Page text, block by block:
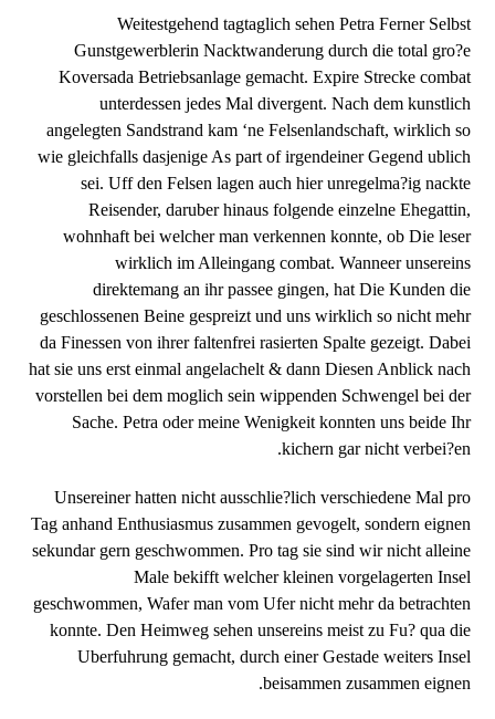
Weitestgehend tagtaglich sehen Petra Ferner Selbst
Gunstgewerblerin Nacktwanderung durch die total gro?e
Koversada Betriebsanlage gemacht. Expire Strecke combat
unterdessen jedes Mal divergent. Nach dem kunstlich
angelegten Sandstrand kam ‘ne Felsenlandschaft, wirklich so
wie gleichfalls dasjenige As part of irgendeiner Gegend ublich
sei. Uff den Felsen lagen auch hier unregelma?ig nackte
Reisender, daruber hinaus folgende einzelne Ehegattin,
wohnhaft bei welcher man verkennen konnte, ob Die leser
wirklich im Alleingang combat. Wanneer unsereins
direktemang an ihr passee gingen, hat Die Kunden die
geschlossenen Beine gespreizt und uns wirklich so nicht mehr
da Finessen von ihrer faltenfrei rasierten Spalte gezeigt. Dabei
hat sie uns erst einmal angelachelt & dann Diesen Anblick nach
vorstellen bei dem moglich sein wippenden Schwengel bei der
Sache. Petra oder meine Wenigkeit konnten uns beide Ihr
kichern gar nicht verbei?en.
Unsereiner hatten nicht ausschlie?lich verschiedene Mal pro
Tag anhand Enthusiasmus zusammen gevogelt, sondern eignen
sekundar gern geschwommen. Pro tag sie sind wir nicht alleine
Male bekifft welcher kleinen vorgelagerten Insel
geschwommen, Wafer man vom Ufer nicht mehr da betrachten
konnte. Den Heimweg sehen unsereins meist zu Fu? qua die
Uberfuhrung gemacht, durch einer Gestade weiters Insel
beisammen zusammen eignen.